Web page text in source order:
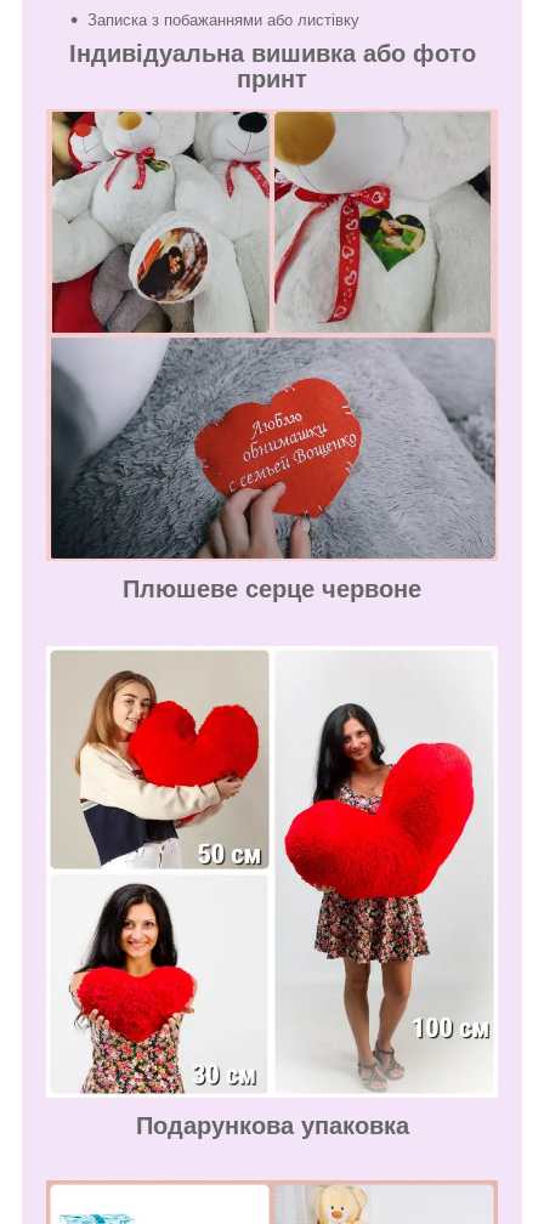
Записка з побажаннями або листівку
Індивідуальна вишивка або фото
принт
Плюшеве серце червоне
Подарункова упаковка